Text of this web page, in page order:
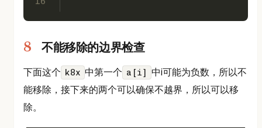
不能移除的边界检查
下面这个 k8x 中第一个 a[i] 中i可能为负数，所以不
能移除，接下来的两个可以确保不越界，所以可以移
除。